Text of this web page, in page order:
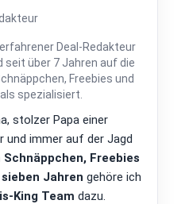
Deal-Redakteur
seit über 7 Jahren auf die
Freebies und
spezialisiert.
stolzer Papa einer
und immer auf der Jagd
Freebies
sieben Jahren gehöre ich
King Team dazu.